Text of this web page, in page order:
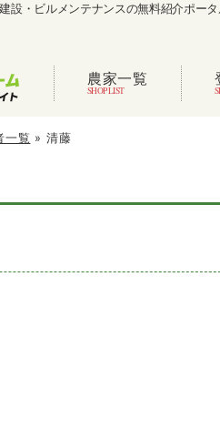
設・ビルメンテナンスの無料紹介ポー
農家一覧
一覧 » 清藤